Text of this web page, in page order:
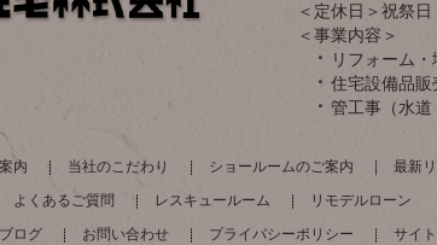
＜定休日＞祝祭
＜事業内容＞
リフォーム
住宅設備品販
管工事（水道
内 当社のこだわり ショールームのご案内 最新
よくあるご質問 レスキュールーム
リモデルローン
ログ お問い合わせ プライバシーポリシー サイ